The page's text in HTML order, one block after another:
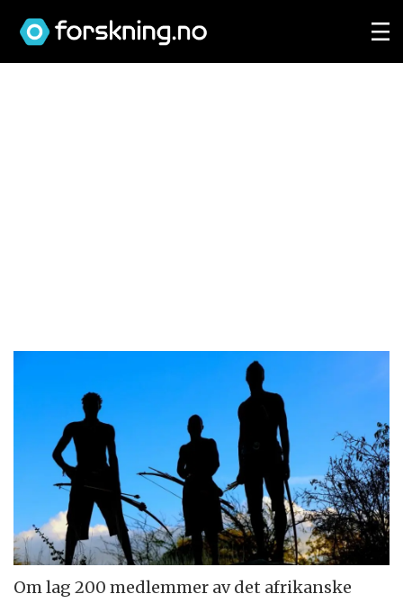
Om lag 200 medlemmer av det afrikanske